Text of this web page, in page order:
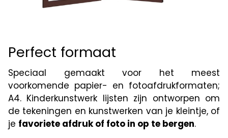
Perfect formaat
Speciaal gemaakt voor het meest
voorkomende papier- en fotoafdrukformaten;
A4. Kinderkunstwerk lijsten zijn ontworpen om
de tekeningen en kunstwerken van je kleintje, of
je favoriete afdruk of foto in op te bergen.